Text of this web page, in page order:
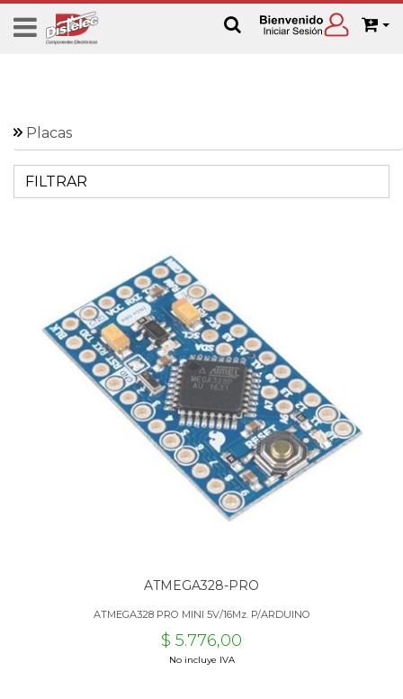
Placas
FILTRAR
ATMEGA328-PRO
ATMEGA328 PRO MINI 5V/16Mz. P/ARDUINO
$ 5.776,00
No incluye IVA